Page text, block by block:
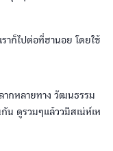
าก็ไปต่อที่ฮานอย โดยใช้
ากหลายทาง วัฒนธรรม
น ดูรวมๆแล้ววมีสเน่ห์เห